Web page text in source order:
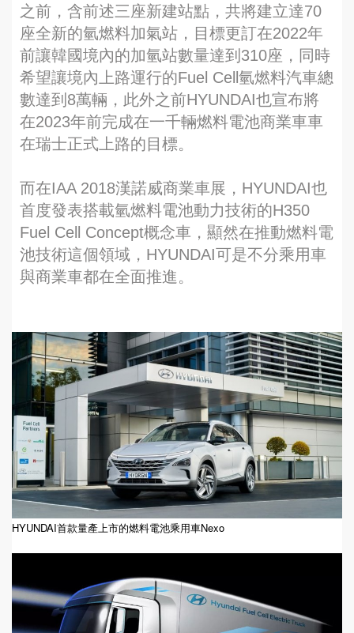
之前，含前述三座新建站點，共將建立達70
座全新的氫燃料加氣站，目標更訂在2022年
前讓韓國境內的加氫站數量達到310座，同時
希望讓境內上路運行的Fuel Cell氫燃料汽車總
數達到8萬輛，此外之前HYUNDAI也宣布將
在2023年前完成在一千輛燃料電池商業車車
在瑞士正式上路的目標。
而在IAA 2018漢諾威商業車展，HYUNDAI也
首度發表搭載氫燃料電池動力技術的H350
Fuel Cell Concept概念車，顯然在推動燃料電
池技術這個領域，HYUNDAI可是不分乘用車
與商業車都在全面推進。
HYUNDAI首款量產上市的燃料電池乘用車Nexo